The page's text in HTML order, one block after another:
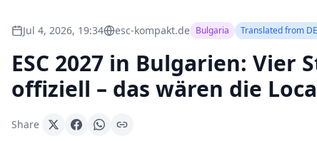
Jul 4, 2026, 19:34 esc-kompakt.de Bulgaria Translated from DE
ESC 2027 in Bulgarien: Vier
offiziell – das wären die
Share